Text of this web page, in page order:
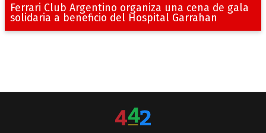
Ferrari Club Argentino organiza una cena de gala
solidaria a beneficio del Hospital Garrahan